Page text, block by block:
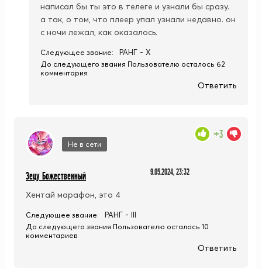
написал бы ты это в телеге и узнали бы сразу.
а так, о том, что плеер упал узнали недавно. он
с ночи лежал, как оказалось.
Следующее звание: РАНГ - X
До следующего звания Пользователю осталось 62
комментария
Ответить
Не в сети
Зецу Божественный 9.05.2024, 23:32
Хентай марафон, это 4
+3
Следующее звание: РАНГ - III
До следующего звания Пользователю осталось 10
комментариев
Ответить